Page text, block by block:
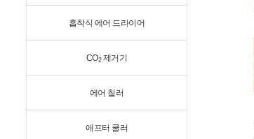
흡착식 에어 드라이어
CO2제거기
에어 칠러
애프터 쿨러